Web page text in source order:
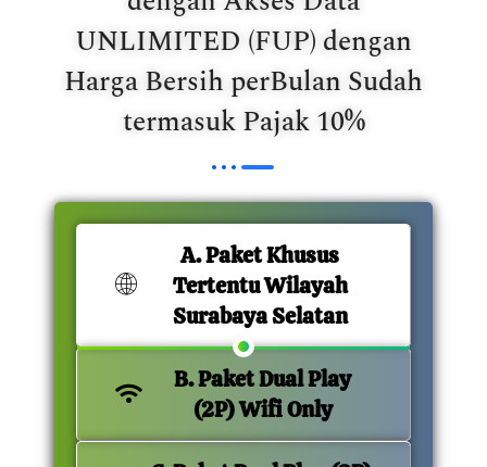
UNLIMITED (FUP) dengan
Harga Bersih perBulan Sudah
termasuk Pajak 10%
A. Paket Khusus
Tertentu Wilayah
Surabaya Selatan
B. Paket Dual Play
(2P) Wifi Only